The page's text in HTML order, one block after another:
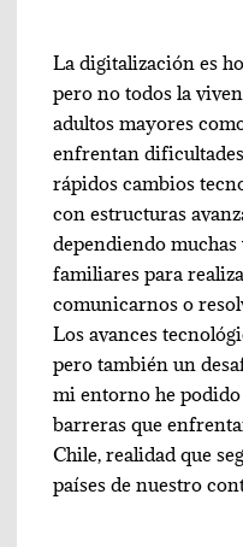
La digitalización es
pero no todos la
adultos mayores
enfrentan
rápidos cambios
con estructuras
dependiendo muchas
familiares para
comunicarnos o
Los avances
pero también un
mi entorno he
barreras que
Chile, realidad que
países de nuestro